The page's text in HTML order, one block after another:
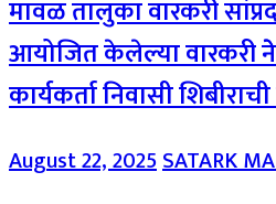
मावळ तालुका वारकरी
आयोजित केलेल्या वारकरी
कार्यकर्ता निवासी
August 22, 2025SATARK